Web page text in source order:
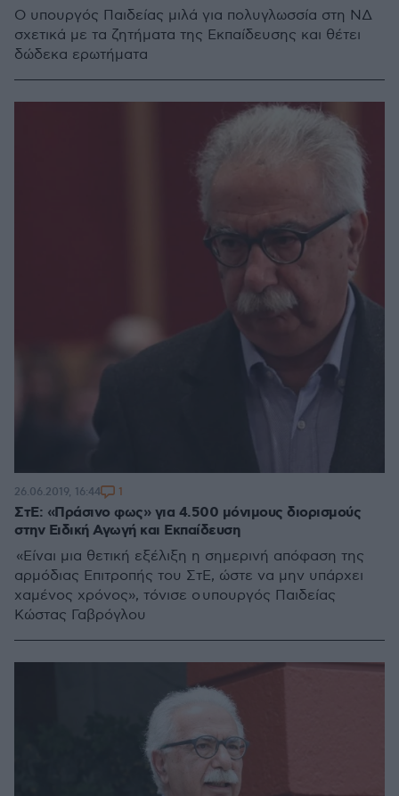
Ο υπουργός Παιδείας μιλά για πολυγλωσσία στη ΝΔ
σχετικά με τα ζητήματα της Εκπαίδευσης και θέτει
δώδεκα ερωτήματα
ΣτΕ: «Πράσινο φως» για 4.500 μόνιμους διορισμούς
στην Ειδική Αγωγή και Εκπαίδευση
«Είναι μια θετική εξέλιξη η σημερινή απόφαση της
αρμόδιας Επιτροπής του ΣτΕ, ώστε να μην υπάρχει
χαμένος χρόνος», τόνισε ο υπουργός Παιδείας
Κώστας Γαβρόγλου
26.06.2019, 16:44 1